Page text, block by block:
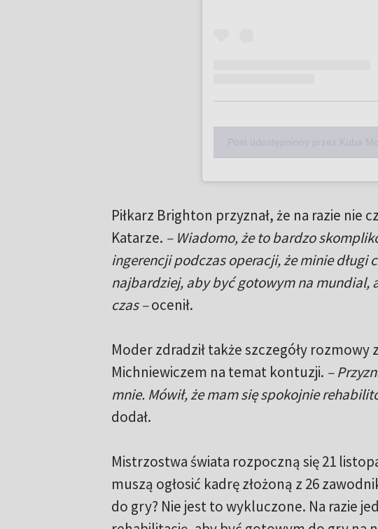
Post udostępniony przez Kuba
Piłkarz Brighton przyznał, że na razie nie
Katarze. – Wiadomo, że to bardzo
ingerencji podczas operacji, że minie długi
najbardziej, aby być gotowym na mundial,
czas –ocenił.
Moder zdradził także szczegóły
Michniewiczem na temat kontuzji. –
mnie. Mówił, że mam się spokojnie
dodał.
Mistrzostwa świata rozpoczną się 21
muszą ogłosić kadrę złożoną z 26
do gry? Nie jest to wykluczone. Na razie